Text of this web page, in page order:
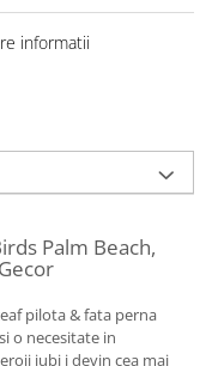
informatii
Palm Beach,
pilota & fata perna
o necesitate in
iubi i devin cea mai